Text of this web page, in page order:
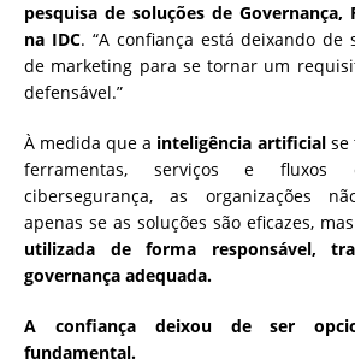
pesquisa de soluções de Governança,
na IDC. “A confiança está deixando de
de marketing para se tornar um
defensável.”
À medida que a inteligência artificialse
ferramentas, serviços e
cibersegurança, as organizações
apenas se as soluções são eficazes, mas
utilizada de forma responsável,
governança adequada.
A confiança deixou de ser
fundamental.